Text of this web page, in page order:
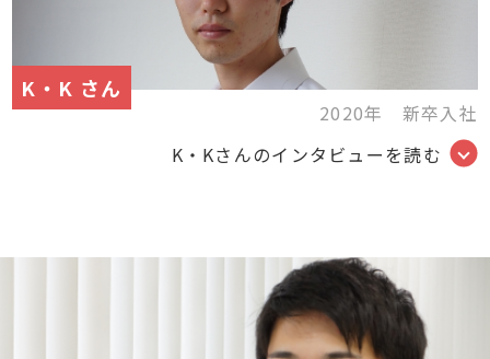
K・K さん
2020年 新卒入社
K・Kさんのインタビューを読む